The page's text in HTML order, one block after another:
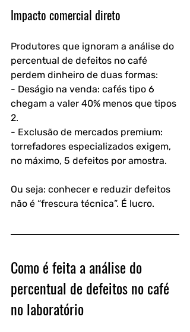
Impacto comercial direto
Produtores que ignoram a análise do
percentual de defeitos no café
perdem dinheiro de duas formas:
- Deságio na venda: cafés tipo 6
chegam a valer 40% menos que tipos
2.
- Exclusão de mercados premium:
torrefadores especializados exigem,
no máximo, 5 defeitos por amostra.
Ou seja: conhecer e reduzir defeitos
não é “frescura técnica”. É lucro.
Como é feita a análise do
percentual de defeitos no café
no laboratório